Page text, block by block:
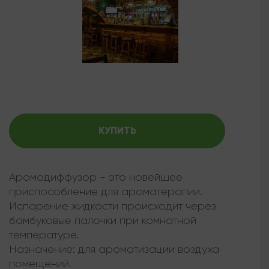
КУПИТЬ
Аромадиффузор - это новейшее
приспособление для ароматерапии.
Испарение жидкости происходит через
бамбуковые палочки при комнатной
температуре.
Назначение: для ароматизации воздуха
помещений.